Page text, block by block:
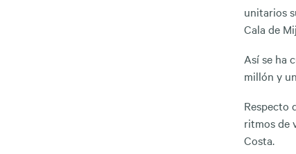
unitarios
Cala de
Así se ha
millón y
Respecto
ritmos de
Costa.